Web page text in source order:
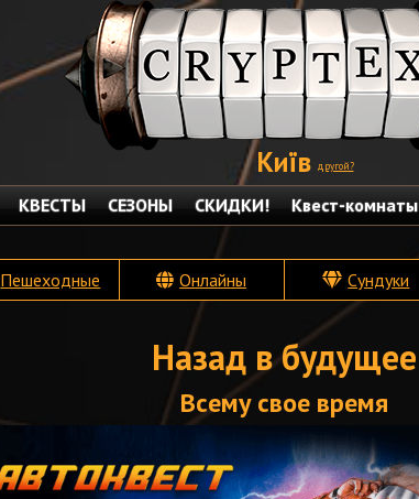
Київ другой?
КВЕСТЫ СЕЗОНЫ СКИДКИ! Квест-комнаты
Пешеходные Онлайны Сундуки
Назад в будущее
Всему свое время